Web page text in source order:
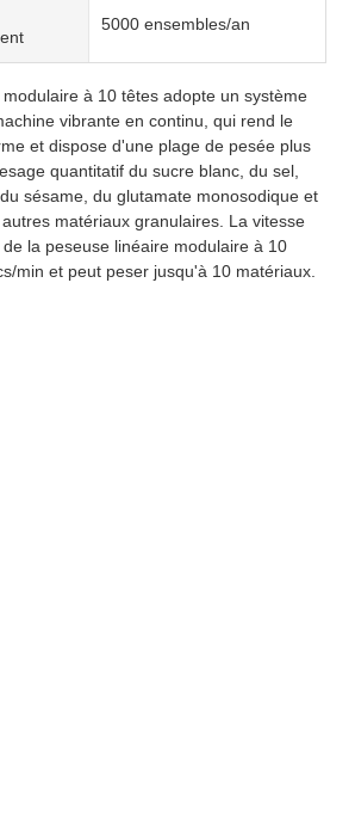
5000 ensembles/an
à 10 têtes adopte un système
vibrante en continu, qui rend le
et dispose d'une plage de pesée plus
quantitatif du sucre blanc, du sel,
sésame, du glutamate monosodique et
matériaux granulaires. La vitesse
la peseuse linéaire modulaire à 10
min et peut peser jusqu'à 10 matériaux.